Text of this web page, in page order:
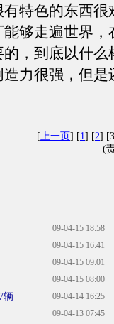
特色的东西很
够走遍世界，
，到底以什么
力很强，但是
[上一页] [1] [2]
(
09-04-15 18:58
09-04-15 16:41
09-04-15 09:01
09-04-15 08:00
09-04-14 16:25
辆
09-04-13 07:45